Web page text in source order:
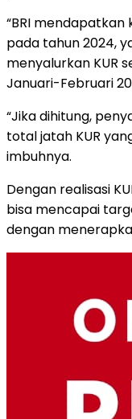
“BRI
pada tahun 2024,
menyalurkan KUR
Januari-Februari
“Jika dihitung,
total jatah KUR
imbuhnya.
Dengan realisasi
bisa mencapai
dengan